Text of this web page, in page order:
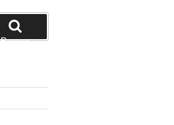
Buscar